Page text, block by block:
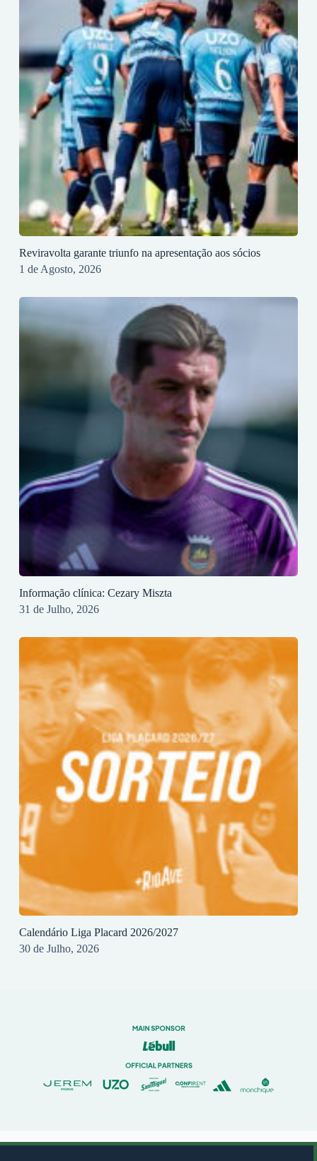
Reviravolta garante triunfo na apresentação aos sócios
1 de Agosto, 2026
Informação clínica: Cezary Miszta
31 de Julho, 2026
Calendário Liga Placard 2026/2027
30 de Julho, 2026